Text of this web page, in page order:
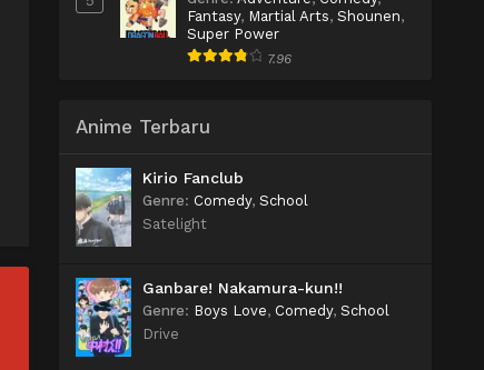
Fantasy, Martial Arts, Shounen,
Super Power
7.96
Anime Terbaru
Kirio Fanclub
Genre: Comedy, School
Satelight
Ganbare! Nakamura-kun!!
Genre: Boys Love, Comedy, School
Drive